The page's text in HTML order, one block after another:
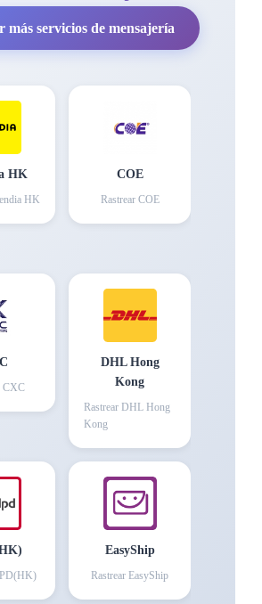
más servicios de mensajería
HK
HK
COE
Rastrear COE
CXC
DHL Hong
Kong
Rastrear DHL Hong
Kong
EasyShip
Rastrear EasyShip